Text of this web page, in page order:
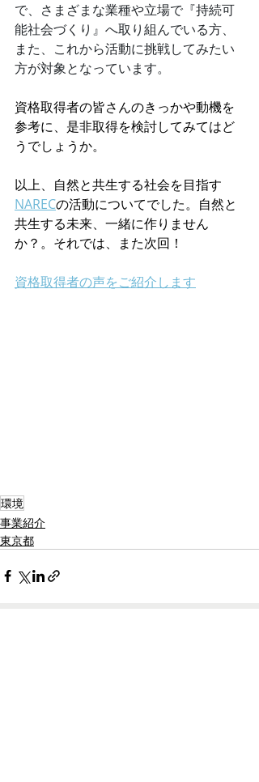
で、さまざまな業種や立場で『持続可
能社会づくり』へ取り組んでいる方、
また、これから活動に挑戦してみたい
方が対象となっています。
資格取得者の皆さんのきっかや動機を
参考に、是非取得を検討してみてはど
うでしょうか。
以上、自然と共生する社会を目指す
NARECの活動についてでした。自然と
共生する未来、一緒に作りません
か？。それでは、また次回！
資格取得者の声をご紹介します
環境
事業紹介
東京都